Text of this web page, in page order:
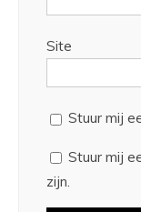
Site
Stuur mij
Stuur mij
zijn.